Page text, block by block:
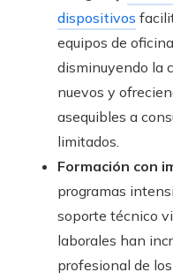
dispositivos
equipos de
disminuyendo la
nuevos y
asequibles a
limitados.
Formación con
programas
soporte técnico
laborales han
profesional de